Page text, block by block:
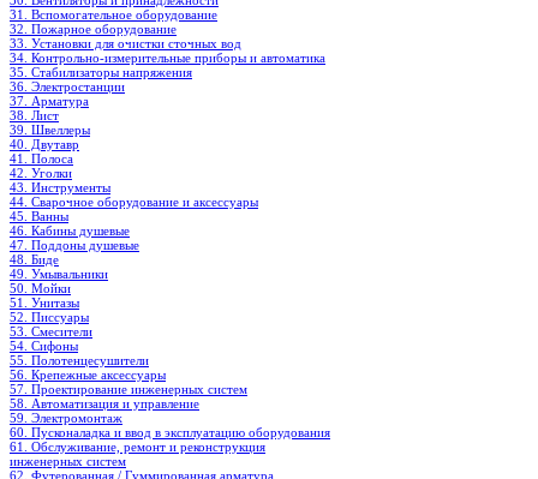
31. Вспомогательное оборудование
32. Пожарное оборудование
33. Установки для очистки сточных вод
34. Контрольно-измерительные приборы и автоматика
35. Стабилизаторы напряжения
36. Электростанции
37. Арматура
38. Лист
39. Швеллеры
40. Двутавр
41. Полоса
42. Уголки
43. Инструменты
44. Сварочное оборудование и аксессуары
45. Ванны
46. Кабины душевые
47. Поддоны душевые
48. Биде
49. Умывальники
50. Мойки
51. Унитазы
52. Писсуары
53. Смесители
54. Сифоны
55. Полотенцесушители
56. Крепежные аксессуары
57. Проектирование инженерных систем
58. Автоматизация и управление
59. Электромонтаж
60. Пусконаладка и ввод в эксплуатацию оборудования
61. Обслуживание, ремонт и реконструкция
инженерных систем
62. Футерованная / Гуммированная арматура